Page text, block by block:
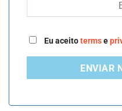
Eu aceitotermse
ENVIAR